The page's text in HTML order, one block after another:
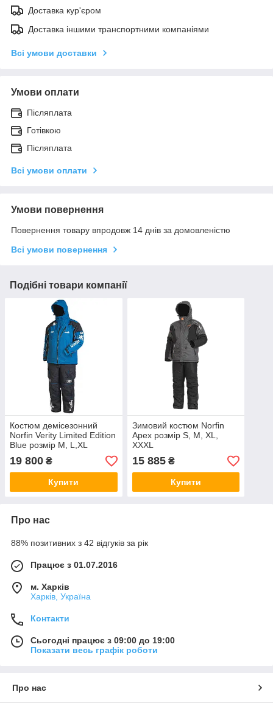
Доставка кур'єром
Доставка іншими транспортними компаніями
Всі умови доставки
Умови оплати
Післяплата
Готівкою
Післяплата
Всі умови оплати
Умови повернення
Повернення товару впродовж 14 днів за домовленістю
Всі умови повернення
Подібні товари компанії
Костюм демісезонний
Norfin Verity Limited Edition
Blue розмір M, L,XL
19 800 ₴
Купити
Зимовий костюм Norfin
Apex розмір S, M, XL,
XXXL
15 885₴
Купити
Про нас
88% позитивних з 42 відгуків за рік
Працює з 01.07.2016
м. Харків
Харків, Україна
Контакти
Сьогодні працює з 09:00 до 19:00
Показати весь графік роботи
Про нас